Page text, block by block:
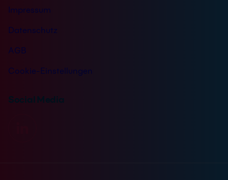
Impressum
Datenschutz
AGB
Cookie-Einstellungen
Social Media